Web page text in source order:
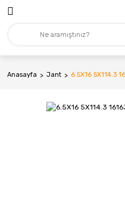
Anasayfa Jant 6.5X16 5X114.3